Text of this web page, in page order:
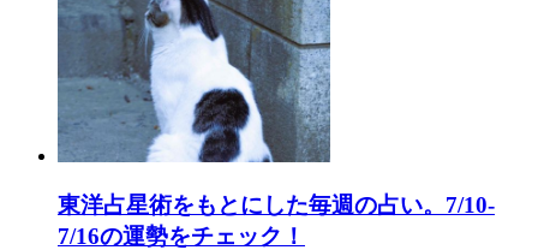
東洋占星術をもとにした毎週の占い。7/10-
7/16の運勢をチェック！